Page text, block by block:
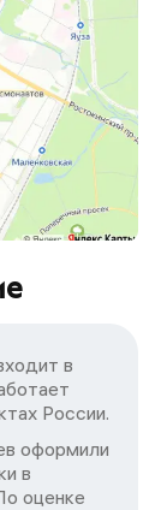
в
России.
оформили
в
оценке